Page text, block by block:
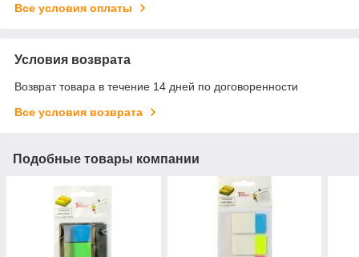
Все условия оплаты
Условия возврата
Возврат товара в течение 14 дней по договоренности
Все условия возврата
Подобные товары компании